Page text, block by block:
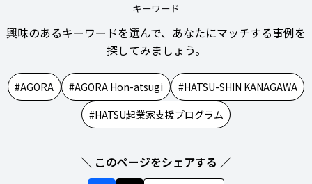
キーワード
興味のあるキーワードを選んで、あなたにマッチする事例を
探してみましょう。
AGORA AGORA Hon-atsugi
HATSU-SHIN KANAGAWA
HATSU起業家支援プログラム
＼ このページをシェアする ／